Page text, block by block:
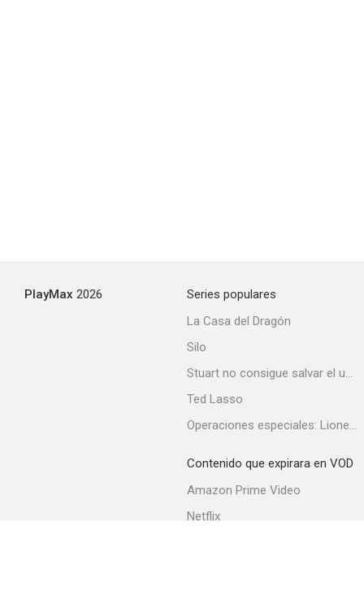
PlayMax 2026
Series populares
La Casa del Dragón
Silo
Stuart no consigue salvar el universo
Ted Lasso
Operaciones especiales: Lioness
Contenido que expirara en VOD
Amazon Prime Video
Netflix